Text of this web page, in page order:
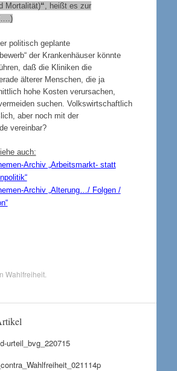
Mortalität)“ , heißt es zur
politisch geplante
der Krankenhäuser könnte
daß die Kliniken die
älterer Menschen, die ja
hohe Kosten verursachen,
suchen. Volkswirtschaftlich
aber noch mit der
vereinbar?
auch:
Archiv „Arbeitsmarkt- statt
Archiv „Alterung…/ Folgen /
Wahlfreiheit.
urteil_bvg_220715